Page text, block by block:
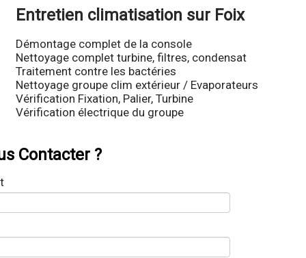
Entretien climatisation sur Foix
Démontage complet de la console
Nettoyage complet turbine, filtres, condensat
Traitement contre les bactéries
Nettoyage groupe clim extérieur / Evaporateurs
Vérification Fixation, Palier, Turbine
Vérification électrique du groupe
Contacter ?